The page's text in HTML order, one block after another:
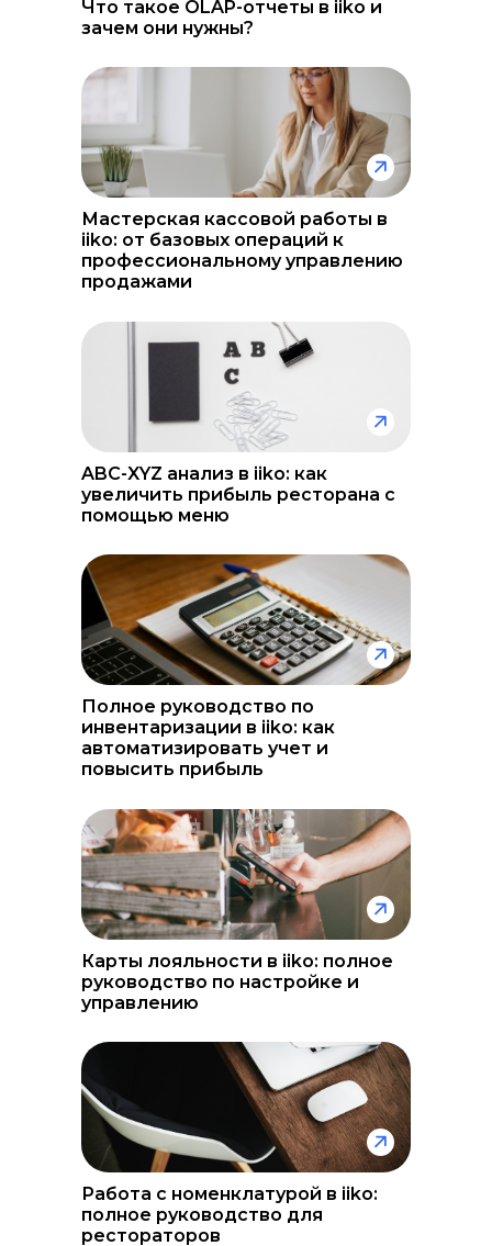
Работа с номенклатурой в iiko:
полное руководство для
рестораторов
Карты лояльности в iiko: полное
руководство по настройке и
управлению
Что такое OLAP-отчеты в iiko и
зачем они нужны?
ABC-XYZ анализ в iiko: как
увеличить прибыль ресторана с
помощью меню
Мастерская кассовой работы в
iiko: от базовых операций к
профессиональному управлению
продажами
Полное руководство по
инвентаризации в iiko: как
автоматизировать учет и
повысить прибыль